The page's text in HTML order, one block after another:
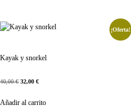
¡Oferta!
Kayak y snorkel
40,00€ 32,00 €
Añadir al carrito